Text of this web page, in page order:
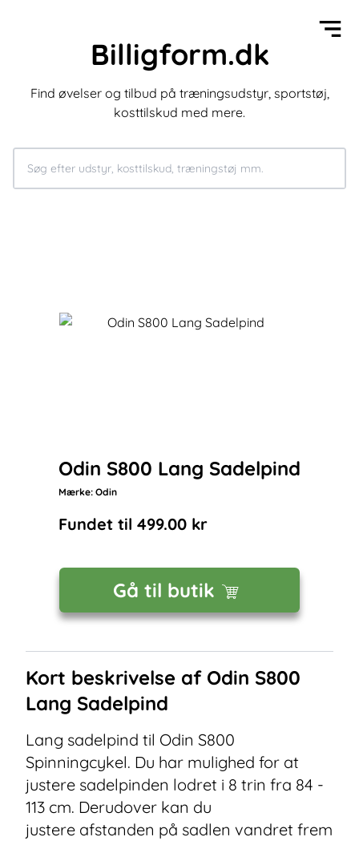
Billigform.dk
Find øvelser og tilbud på træningsudstyr, sportstøj,
kosttilskud med mere.
Odin S800 Lang Sadelpind
Mærke: Odin
Fundet til 499.00 kr
Gå til butik
Kort beskrivelse af Odin S800
Lang Sadelpind
Lang sadelpind til Odin S800
Spinningcykel. Du har mulighed for at
justere sadelpinden lodret i 8 trin fra 84 -
113 cm. Derudover kan du
justere afstanden på sadlen vandret frem